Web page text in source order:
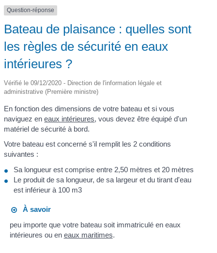
Question-réponse
Bateau de plaisance : quelles sont
les règles de sécurité en eaux
intérieures ?
Vérifié le 09/12/2020 - Direction de l'information légale et
administrative (Première ministre)
En fonction des dimensions de votre bateau et si vous
naviguez eneaux intérieures, vous devez être équipé d'un
matériel de sécurité à bord.
Votre bateau est concerné s'il remplit les 2 conditions
suivantes :
Sa longueur est comprise entre 2,50 mètres et 20 mètres
Le produit de sa longueur, de sa largeur et du tirant d'eau
est inférieur à 100 m3
À savoir
peu importe que votre bateau soit immatriculé en eaux
intérieures ou en eaux maritimes.